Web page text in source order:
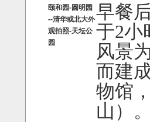
颐和园-圆明园
--清华或北大外
观拍照-天坛公
园
早餐
于2小
风景
而建
物馆
山）。